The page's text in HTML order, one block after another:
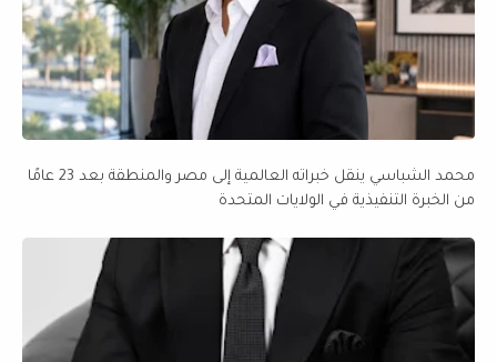
محمد الشباسي ينقل خبراته العالمية إلى مصر والمنطقة بعد 23 عامًا
من الخبرة التنفيذية في الولايات المتحدة